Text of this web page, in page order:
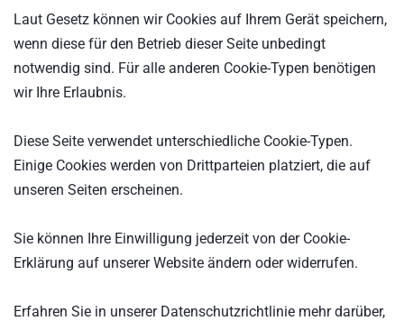
Laut Gesetz können wir Cookies auf Ihrem Gerät speichern,
wenn diese für den Betrieb dieser Seite unbedingt
notwendig sind. Für alle anderen Cookie-Typen benötigen
wir Ihre Erlaubnis.
Diese Seite verwendet unterschiedliche Cookie-Typen.
Einige Cookies werden von Drittparteien platziert, die auf
unseren Seiten erscheinen.
Sie können Ihre Einwilligung jederzeit von der Cookie-
Erklärung auf unserer Website ändern oder widerrufen.
Erfahren Sie in unserer Datenschutzrichtlinie mehr darüber,